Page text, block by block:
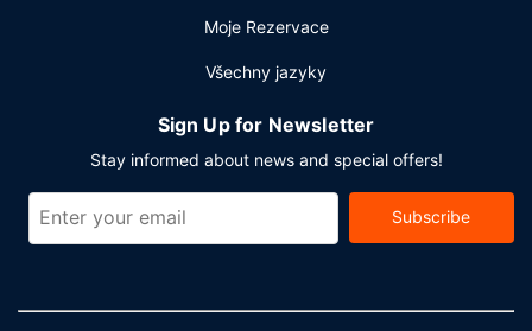
Moje Rezervace
Všechny jazyky
Sign Up for Newsletter
Stay informed about news and special offers!
Subscribe